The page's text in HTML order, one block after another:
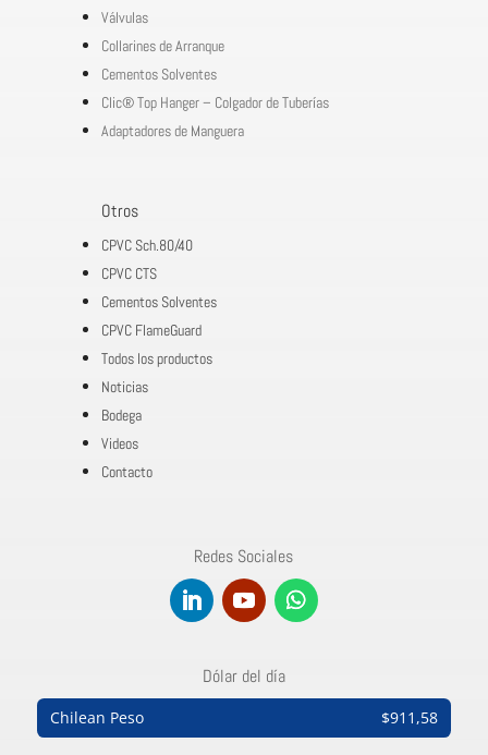
Válvulas
Collarines de Arranque
Cementos Solventes
Clic® Top Hanger – Colgador de Tuberías
Adaptadores de Manguera
Otros
CPVC Sch.80/40
CPVC CTS
Cementos Solventes
CPVC FlameGuard
Todos los productos
Noticias
Bodega
Videos
Contacto
Redes Sociales
Dólar del día
Chilean Peso $911,58